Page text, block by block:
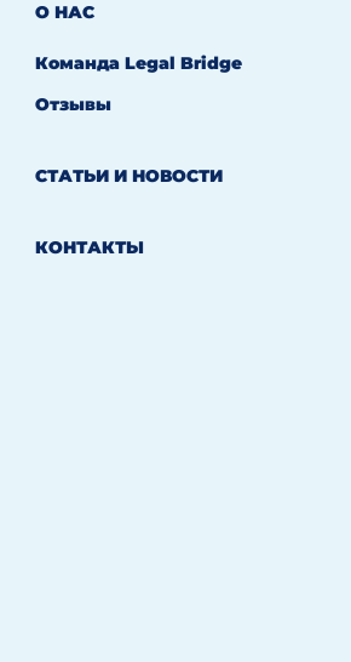
О НАС
Команда Legal Bridge
Отзывы
СТАТЬИ И НОВОСТИ
КОНТАКТЫ